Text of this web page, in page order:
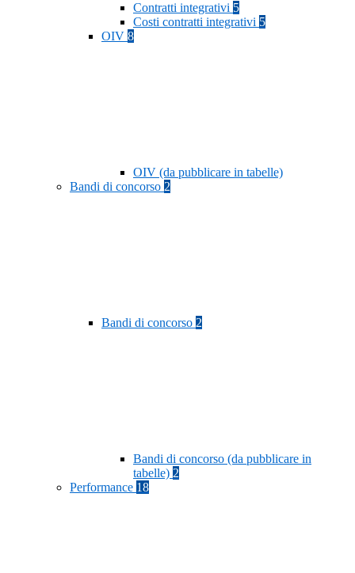
Contratti integrativi 5
Costi contratti integrativi 5
OIV 8
OIV (da pubblicare in tabelle)
Bandi di concorso 2
Bandi di concorso 2
Bandi di concorso (da pubblicare in
tabelle) 2
Performance 18